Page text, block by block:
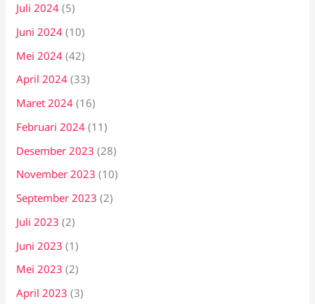
Juli 2024 (5)
Juni 2024 (10)
Mei 2024 (42)
April 2024 (33)
Maret 2024 (16)
Februari 2024 (11)
Desember 2023 (28)
November 2023 (10)
September 2023 (2)
Juli 2023 (2)
Juni 2023 (1)
Mei 2023 (2)
April 2023 (3)